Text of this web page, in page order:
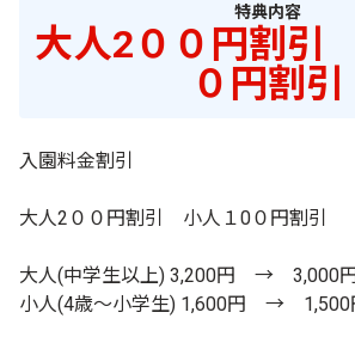
特典内容
大人2００円割引
０円割引
入園料金割引
大人2００円割引 小人１0０円割引
大人(中学生以上) 3,200円 → 3,000
小人(4歳～小学生) 1,600円 → 1,500